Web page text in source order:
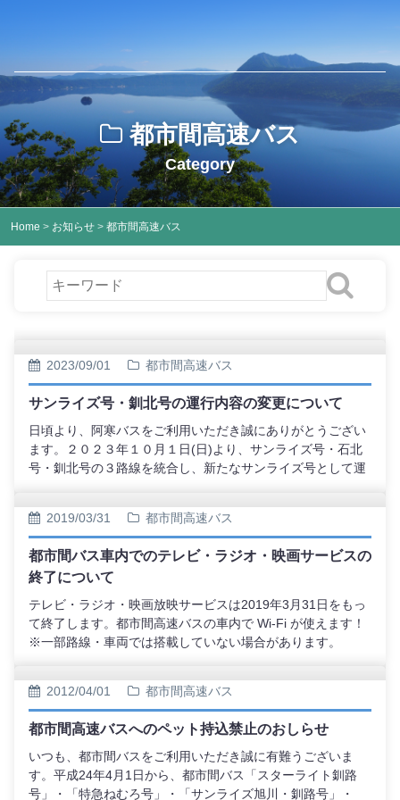
都市間高速バス
Category
Home > お知らせ > 都市間高速バス
2023/09/01 都市間高速バス
サンライズ号・釧北号の運行内容の変更について
日頃より、阿寒バスをご利用いただき誠にありがとうござい
ます。２０２３年１０月１日(日)より、サンライズ号・石北
号・釧北号の３路線を統合し、新たなサンライズ号として運
間：旭川～北見～釧路予約開始日：令和５年９月１日～（令
和５年１０月１日ご乗車分より）運 賃：主要区間は下
記の通り 【片 道】 旭川～釧路 … (旧) 6,100円 →
(新) 6,700円 旭川～北見 … (旧) 3,950円 → (新) 4,400
円 北見～釧路 … (旧) 3,800円 → (新) 4,200円
【往 復】 旭川～釧路 … (旧)11,200円 → (新)12,400
円 旭川～北見 … (旧) 7,500円 → (新) 8,300円 北
見～釧路 … (旧) 6,800円 → (新) 7,600円 【回数
路 … (旧)13,200円 → (新)14,600円※その他区間運賃、及
び運行時刻については下記画像をご参照ください。※令和5
年10月1日（日）以前に購入されている乗車券については、
改定後も差額なしでご使用いただけます。津別ハイヤー（津
別）、吉田家具金物店（大楽毛）、セブンイレブン阿寒町店
（阿寒町）での乗車券販売は終了になります。
2019/03/31 都市間高速バス
都市間バス車内でのテレビ・ラジオ・映画サービスの
終了について
テレビ・ラジオ・映画放映サービスは2019年3月31日をもっ
て終了します。都市間高速バスの車内で Wi-Fi が使えます！
※一部路線・車両では搭載していない場合があります。
2012/04/01 都市間高速バス
都市間高速バスへのペット持込禁止のおしらせ
いつも、都市間バスをご利用いただき誠に有難うございま
す。平成24年4月1日から、都市間バス「スターライト釧路
号」・「特急ねむろ号」・「サンライズ旭川・釧路号」・